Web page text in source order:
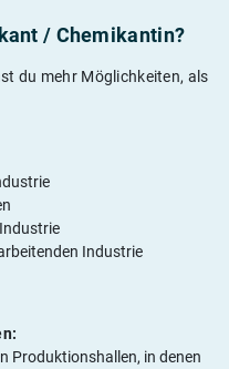
/ Chemikantin?
du mehr Möglichkeiten, als
Industrie
Produktionshallen, in denen